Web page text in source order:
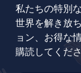
私たちの特別
世界を解き放
ョン、お得な
購読してくださ